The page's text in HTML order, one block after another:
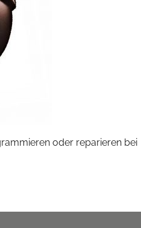
oder reparieren bei